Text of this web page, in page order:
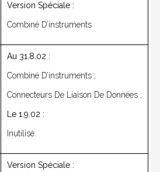
Version Spéciale :
Combiné D’instruments
Au 31.8.02 :
Combiné D’instruments ;
Connecteurs De Liaison De Données ;
Le 1.9.02 :
Inutilisé.
Version Spéciale :